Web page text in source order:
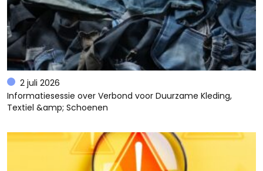
2 juli 2026
Informatiesessie over Verbond voor Duurzame Kleding,
Textiel &amp; Schoenen